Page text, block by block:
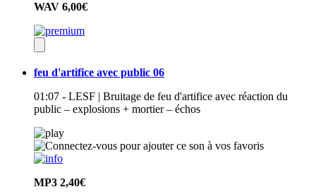
WAV 6,00€
feu d'artifice avec public 06
01:07 - LESF | Bruitage de feu d'artifice avec réaction du
public – explosions + mortier – échos
MP3 2,40€